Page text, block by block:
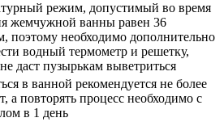
режим, допустимый во время
жемчужной ванны равен 36
поэтому необходимо дополнительно
водный термометр и решетку,
даст пузырькам выветриться
в ванной рекомендуется не более
а повторять процесс необходимо с
в 1 день